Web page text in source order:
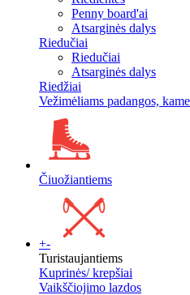
Penny board'ai
Atsarginės dalys
Riedučiai
Riedučiai
Atsarginės dalys
Riedžiai
Vežimėliams padangos,
Čiuožiantiems
+-
Turistaujantiems
Kuprinės/ krepšiai
Vaikščiojimo lazdos